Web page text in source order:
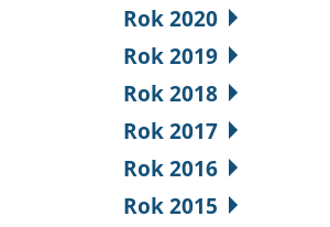
Rok 2020
Rok 2019
Rok 2018
Rok 2017
Rok 2016
Rok 2015